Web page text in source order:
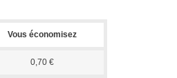
Vous économisez
0,70 €